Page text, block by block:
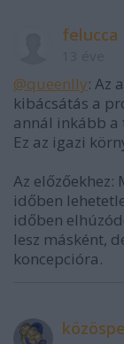
felucca
@queenlly: Az
kibácsátás a
annál inkább a
Ez az igazi
Az előzőekhez:
időben
időben
lesz másként,
koncepcióra.